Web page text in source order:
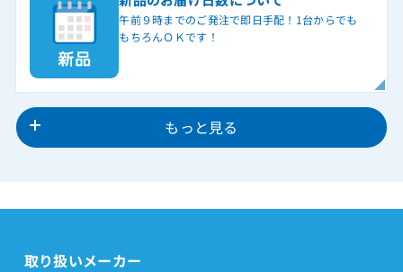
午前９時までのご発注で即日手配！1台からでも
もちろんＯＫです！
もっと見る
取り扱いメーカー